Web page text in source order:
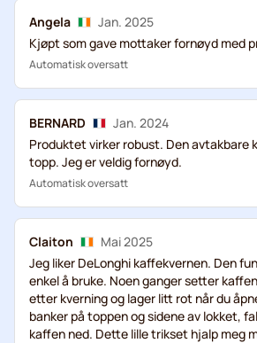
Angela
Jan. 2025
Kjøpt som gave mottaker fornøyd med
Automatisk oversatt
BERNARD
Jan. 2024
Produktet virker robust. Den avtakbare
topp. Jeg er veldig fornøyd.
Automatisk oversatt
Claiton
Mai 2025
Jeg liker DeLonghi kaffekvernen. Den
enkel å bruke. Noen ganger setter
etter kverning og lager litt rot når du
banker på toppen og sidene av lokket,
kaffen ned. Dette lille trikset hjalp meg